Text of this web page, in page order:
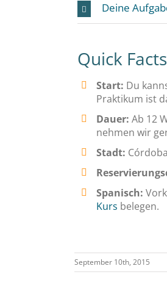
Deine
Quick Facts
Start: Du
Praktikum ist
Dauer: Ab 12
nehmen wir
Stadt:
Spanisch:
Kurs belegen.
September 10th, 2015